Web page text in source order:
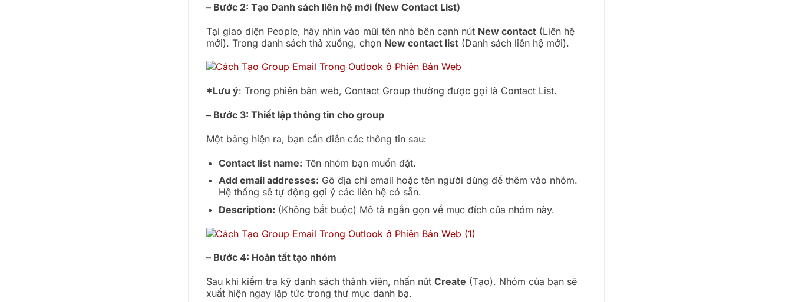
– Bước 2: Tạo Danh sách liên hệ mới (New Contact List)
Tại giao diện People, hãy nhìn vào mũi tên nhỏ bên cạnh nút New contact (Liên hệ
mới). Trong danh sách thả xuống, chọn New contact list (Danh sách liên hệ mới).
*Lưu ý: Trong phiên bản web, Contact Group thường được gọi là Contact List.
– Bước 3: Thiết lập thông tin cho group
Một bảng hiện ra, bạn cần điền các thông tin sau:
Contact list name: Tên nhóm bạn muốn đặt.
Add email addresses: Gõ địa chỉ email hoặc tên người dùng để thêm vào nhóm.
Hệ thống sẽ tự động gợi ý các liên hệ có sẵn.
Description: (Không bắt buộc) Mô tả ngắn gọn về mục đích của nhóm này.
– Bước 4: Hoàn tất tạo nhóm
Sau khi kiểm tra kỹ danh sách thành viên, nhấn nútCreate (Tạo). Nhóm của bạn sẽ
xuất hiện ngay lập tức trong thư mục danh bạ.